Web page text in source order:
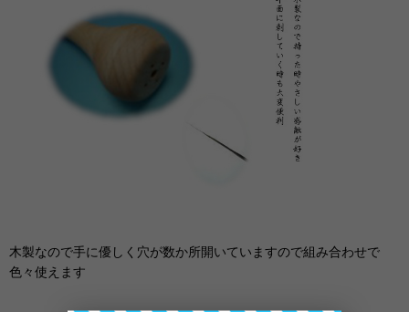
木製なので手に優しく穴が数か所開いていますので組み合わせで
色々使えます